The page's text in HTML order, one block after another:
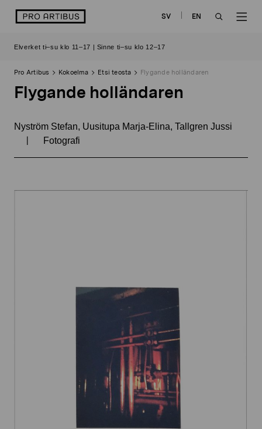
sisältöön
logo SV
EN
Elverket ti–su klo 11–17 | Sinne ti–su klo 12–17
Pro Artibus Kokoelma Etsi teosta Flygande holländaren
Flygande holländaren
Nyström Stefan, Uusitupa Marja-Elina, Tallgren Jussi
| Fotografi